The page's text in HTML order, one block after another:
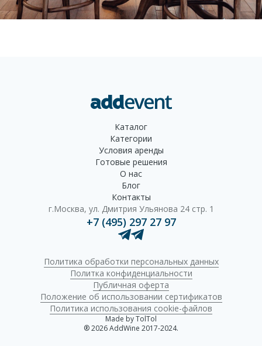
Каталог
Категории
Условия аренды
Готовые решения
О нас
Блог
Контакты
г.Москва, ул. Дмитрия Ульянова 24 стр. 1
+7 (495) 297 27 97
Политика обработки персональных данных
Политка конфиденциальности
Публичная оферта
Положение об использовании сертификатов
Политика использования cookie-файлов
Made by TolTol
® 2026 AddWine 2017-2024.